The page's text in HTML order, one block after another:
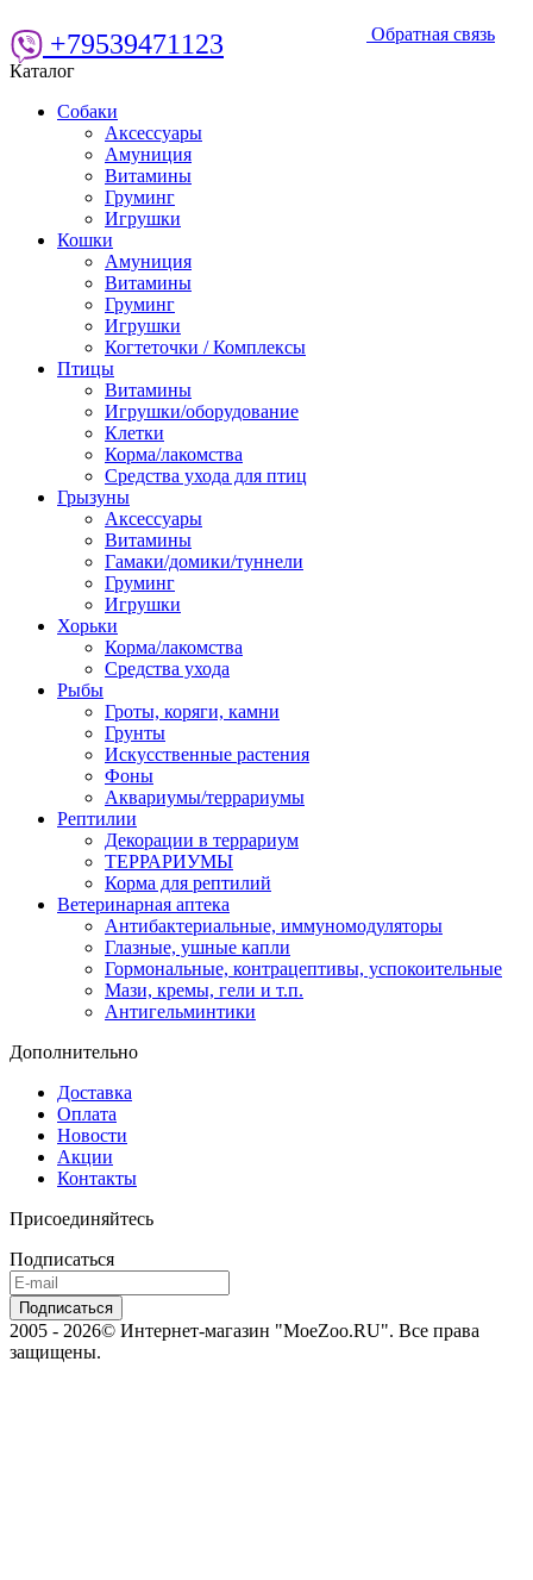
Обратная связь
+79539471123
Каталог
Собаки
Аксессуары
Амуниция
Витамины
Груминг
Игрушки
Кошки
Амуниция
Витамины
Груминг
Игрушки
Когтеточки / Комплексы
Птицы
Витамины
Игрушки/оборудование
Клетки
Корма/лакомства
Средства ухода для птиц
Грызуны
Аксессуары
Витамины
Гамаки/домики/туннели
Груминг
Игрушки
Хорьки
Корма/лакомства
Средства ухода
Рыбы
Гроты, коряги, камни
Грунты
Искусственные растения
Фоны
Аквариумы/террариумы
Рептилии
Декорации в террариум
ТЕРРАРИУМЫ
Корма для рептилий
Ветеринарная аптека
Антибактериальные, иммуномодуляторы
Глазные, ушные капли
Гормональные, контрацептивы, успокоительные
Мази, кремы, гели и т.п.
Антигельминтики
Дополнительно
Доставка
Оплата
Новости
Акции
Контакты
Присоединяйтесь
Подписаться
2005 - 2026© Интернет-магазин "MoeZoo.RU". Все права
защищены.